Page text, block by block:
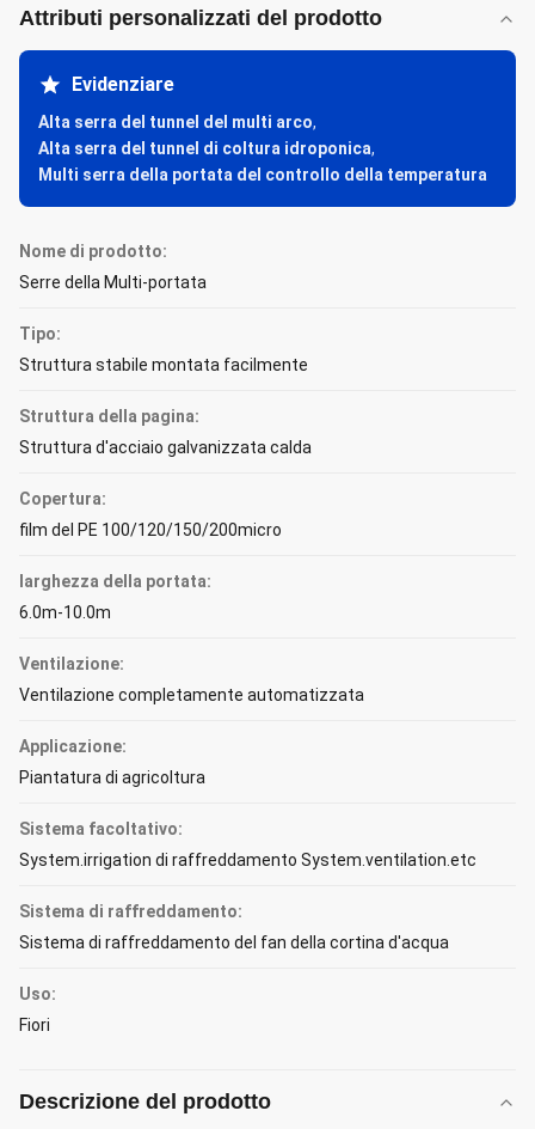
Attributi personalizzati del prodotto
Evidenziare
Alta serra del tunnel del multi arco,
Alta serra del tunnel di coltura idroponica,
Multi serra della portata del controllo della temperatura
Nome di prodotto:
Serre della Multi-portata
Tipo:
Struttura stabile montata facilmente
Struttura della pagina:
Struttura d'acciaio galvanizzata calda
Copertura:
film del PE 100/120/150/200micro
larghezza della portata:
6.0m-10.0m
Ventilazione:
Ventilazione completamente automatizzata
Applicazione:
Piantatura di agricoltura
Sistema facoltativo:
System.irrigation di raffreddamento System.ventilation.etc
Sistema di raffreddamento:
Sistema di raffreddamento del fan della cortina d'acqua
Uso:
Fiori
Descrizione del prodotto